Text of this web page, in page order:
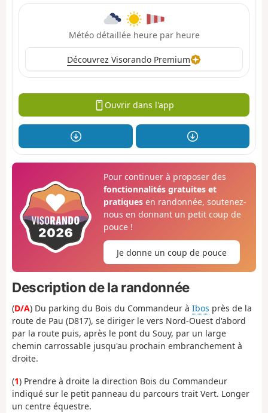
Météo détaillée heure par heure
Découvrez Visorando Premium
Ouvrir dans l'app
Pour continuer à proposer des
fonctionnalités gratuites et
pratiquesen randonnée, soutenez-
nous en donnant un petit coup de
pouce !
Je donne un coup de pouce
Description de la randonnée
(D/A) Du parking du Bois du Commandeur à Ibos près de la
route de Pau (D817), se diriger le vers Nord-Ouest d'abord
par la route puis, après le pont du Souy, par un large
chemin carrossable jusqu'au prochain embranchement à
droite.
(1) Prendre à droite la direction Bois du Commandeur
indiqué sur le petit panneau du parcours trait Vert. Longer
un centre équestre.